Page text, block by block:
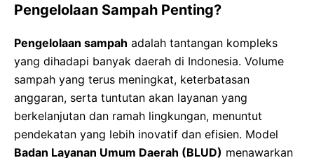
Pengelolaan Sampah Penting?
Pengelolaan sampah adalah tantangan kompleks
yang dihadapi banyak daerah di Indonesia. Volume
sampah yang terus meningkat, keterbatasan
anggaran, serta tuntutan akan layanan yang
berkelanjutan dan ramah lingkungan, menuntut
pendekatan yang lebih inovatif dan efisien. Model
Badan Layanan Umum Daerah (BLUD) menawarkan